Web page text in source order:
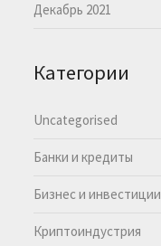
Декабрь 2021
Категории
Uncategorised
Банки и кредиты
Бизнес и инвестиции
Криптоиндустрия